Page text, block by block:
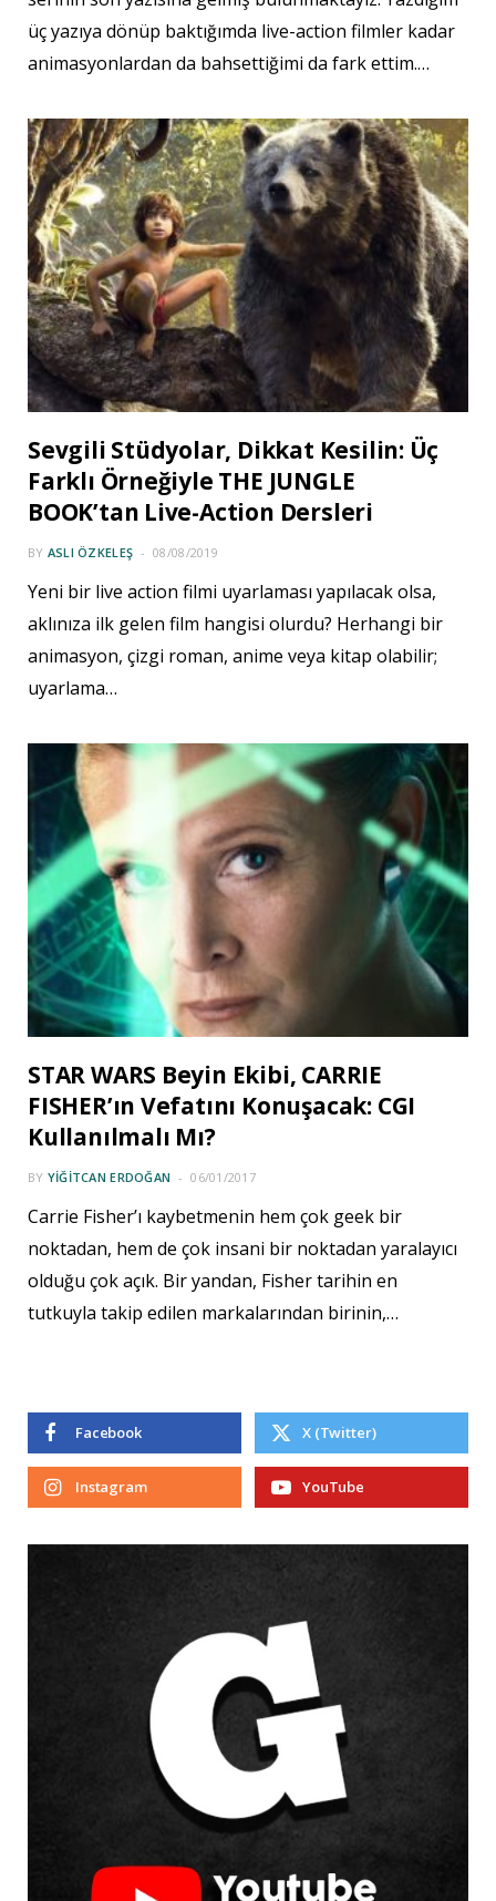
üç yazıya dönüp baktığımda live-action filmler kadar
animasyonlardan da bahsettiğimi da fark ettim.…
Sevgili Stüdyolar, Dikkat Kesilin: Üç
Farklı Örneğiyle THE JUNGLE
BOOK’tan Live-Action Dersleri
BY ASLI ÖZKELEŞ 08/08/2019
Yeni bir live action filmi uyarlaması yapılacak olsa,
aklınıza ilk gelen film hangisi olurdu? Herhangi bir
animasyon, çizgi roman, anime veya kitap olabilir;
uyarlama…
STAR WARS Beyin Ekibi, CARRIE
FISHER’ın Vefatını Konuşacak: CGI
Kullanılmalı Mı?
BY YIĞITCAN ERDOĞAN 06/01/2017
Carrie Fisher’ı kaybetmenin hem çok geek bir
noktadan, hem de çok insani bir noktadan yaralayıcı
olduğu çok açık. Bir yandan, Fisher tarihin en
tutkuyla takip edilen markalarından birinin,…
Facebook X (Twitter)
Instagram YouTube